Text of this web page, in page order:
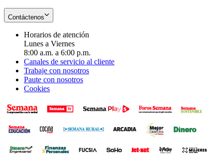
Contáctenos
Horarios de atención
Lunes a Viernes
8:00 a.m. a 6:00 p.m.
Canales de servicio al cliente
Trabaje con nosotros
Paute con nosotros
Cookies